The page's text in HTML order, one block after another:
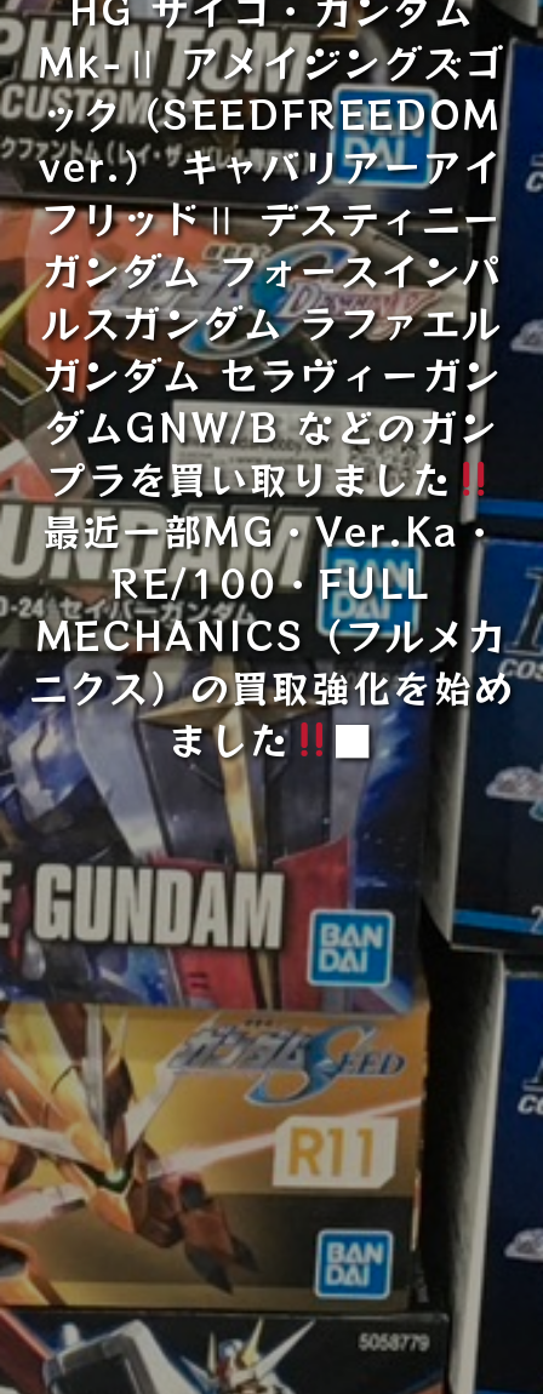
Mk−Ⅱ アメイジングズゴ
ック（SEEDFREEDOM
ver.） キャバリアーアイ
フリッドⅡ デスティニー
ガンダム フォースインパ
ルスガンダム ラファエル
ガンダム セラヴィーガン
ダムGNW/B などのガン
プラを買い取りました
最近一部MG・Ver.Ka・
RE/100・FULL
MECHANICS（フルメカ
ニクス）の買取強化を始め
ました
■